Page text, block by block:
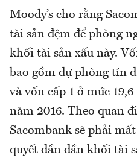
Moody’s cho rằng
tài sản đệm để phòng
khối tài sản xấu này.
bao gồm dự phòng tín
và vốn cấp 1 ở mức
năm 2016. Theo quan
Sacombank sẽ phải
quyết dần dần khối tài